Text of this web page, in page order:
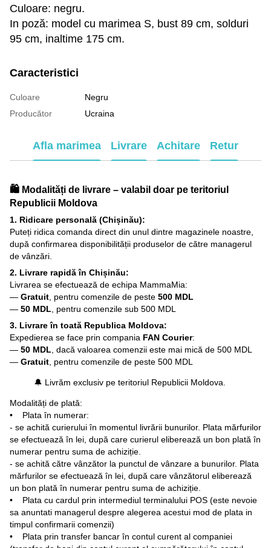
Culoare: negru.
In poză: model cu marimea S, bust 89 cm, solduri
95 cm, inaltime 175 cm.
Caracteristici
Culoare
Negru
Producător
Ucraina
Afla marimea Livrare Achitare Retur
🛍️ Modalități de livrare – valabil doar pe teritoriul
Republicii Moldova
1. Ridicare personală (Chișinău):
Puteți ridica comanda direct din unul dintre magazinele noastre,
după confirmarea disponibilității produselor de către managerul
de vânzări.
2. Livrare rapidă în Chișinău:
Livrarea se efectuează de echipa MammaMia:
— Gratuit , pentru comenzile de peste 500 MDL
— 50 MDL , pentru comenzile sub 500 MDL
3. Livrare în toată Republica Moldova:
Expedierea se face prin compania FAN Courier:
— 50 MDL , dacă valoarea comenzii este mai mică de 500 MDL
— Gratuit , pentru comenzile de peste 500 MDL
🔔 Livrăm exclusiv pe teritoriul Republicii Moldova.
Modalități de plată:
• Plata în numerar:
- se achită curierului în momentul livrării bunurilor. Plata mărfurilor
se efectuează în lei, după care curierul eliberează un bon plată în
numerar pentru suma de achiziție.
- se achită către vânzător la punctul de vânzare a bunurilor. Plata
mărfurilor se efectuează în lei, după care vânzătorul eliberează
un bon plată în numerar pentru suma de achiziție.
• Plata cu cardul prin intermediul terminalului POS (este nevoie
sa anuntati managerul despre alegerea acestui mod de plata in
timpul confirmarii comenzii)
• Plata prin transfer bancar în contul curent al companiei